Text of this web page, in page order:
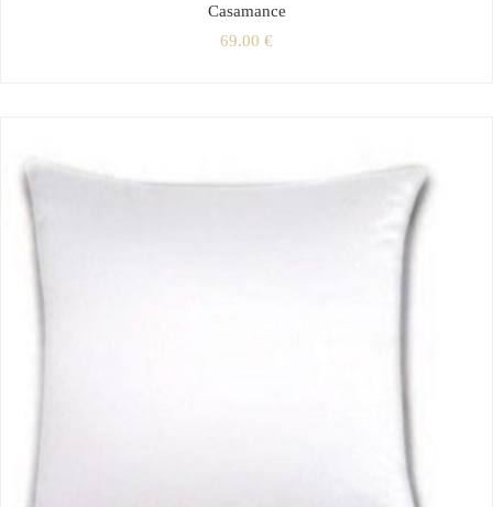
Casamance
69.00 €